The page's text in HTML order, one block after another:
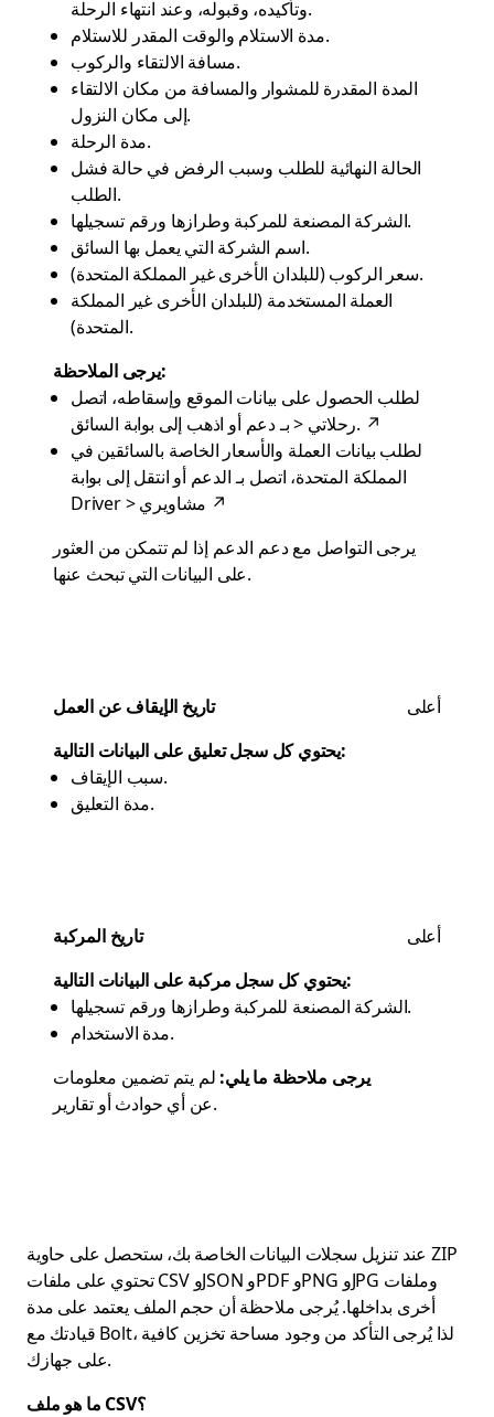
وتأكيده، وقبوله، وعند انتهاء الرحلة.
مدة الاستلام والوقت المقدر للاستلام.
مسافة الالتقاء والركوب.
المدة المقدرة للمشوار والمسافة من مكان الالتقاء
إلى مكان النزول.
مدة الرحلة.
الحالة النهائية للطلب وسبب الرفض في حالة فشل
الطلب.
الشركة المصنعة للمركبة وطرازها ورقم تسجيلها.
اسم الشركة التي يعمل بها السائق.
سعر الركوب (للبلدان الأخرى غير المملكة المتحدة).
العملة المستخدمة (للبلدان الأخرى غير المملكة
المتحدة).
يرجى الملاحظة:
لطلب الحصول على بيانات الموقع وإسقاطه، اتصل
بـدعم أو اذهب إلى بوابة السائق > رحلاتي. ↗
لطلب بيانات العملة والأسعار الخاصة بالسائقين في
المملكة المتحدة، اتصل بـالدعم أو انتقل إلى بوابة
Driver > مشاويري ↗
يرجى التواصل مع دعم الدعم إذا لم تتمكن من العثور
على البيانات التي تبحث عنها.
تاريخ الإيقاف عن العمل
أعلى
يحتوي كل سجل تعليق على البيانات التالية:
سبب الإيقاف.
مدة التعليق.
تاريخ المركبة
أعلى
يحتوي كل سجل مركبة على البيانات التالية:
الشركة المصنعة للمركبة وطرازها ورقم تسجيلها.
مدة الاستخدام.
يرجى ملاحظة ما يلي: لم يتم تضمين معلومات
عن أي حوادث أو تقارير.
عند تنزيل سجلات البيانات الخاصة بك، ستحصل على حاوية ZIP
تحتوي على ملفات CSV وJSON وPDF وPNG وJPG وملفات
أخرى بداخلها. يُرجى ملاحظة أن حجم الملف يعتمد على مدة
قيادتك مع Bolt، لذا يُرجى التأكد من وجود مساحة تخزين كافية
على جهازك.
ما هو ملف CSV؟